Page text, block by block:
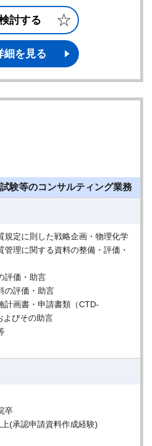
討する
細を見る
験等のコンサルティング業務
規定に則した戦略企画・物理化学
管理に関する資料の整備・評価・
評価・助言
の評価・助言
計画書・申請書類（CTD-
よびその助言
卒
(承認申請資料作成経験)